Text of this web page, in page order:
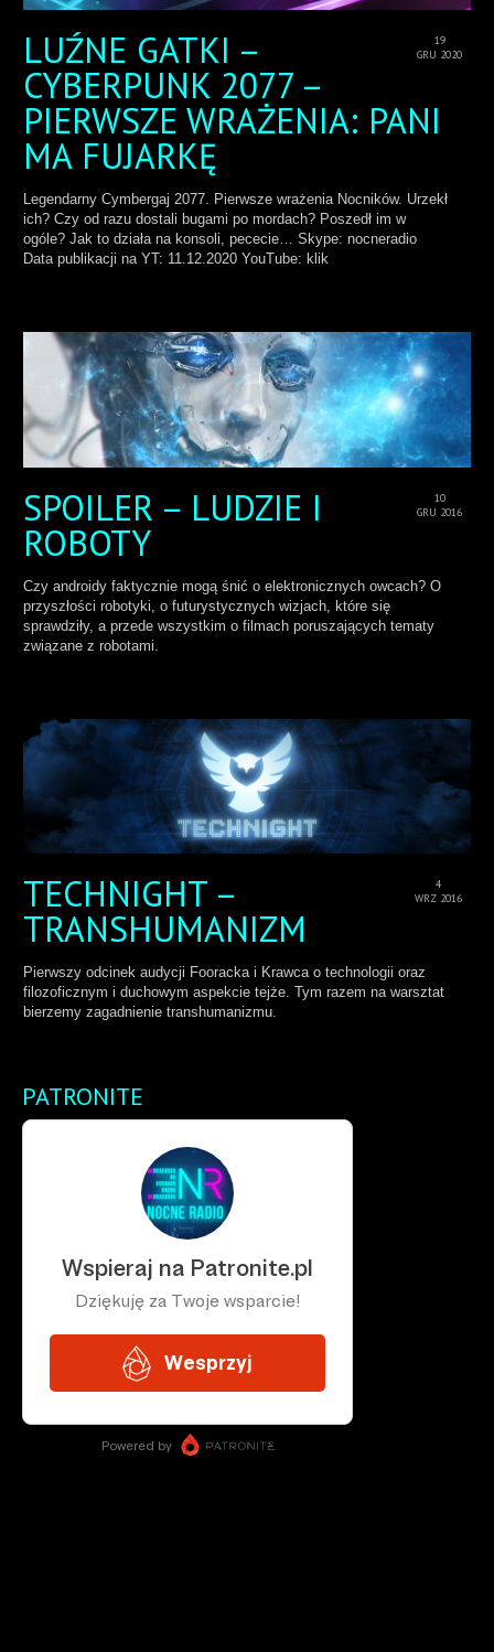
19
GRU 2020
LUŹNE GATKI –
CYBERPUNK 2077 –
PIERWSZE WRAŻENIA: PANI
MA FUJARKĘ
Legendarny Cymbergaj 2077. Pierwsze wrażenia Nocników. Urzekł
ich? Czy od razu dostali bugami po mordach? Poszedł im w
ogóle? Jak to działa na konsoli, pececie… Skype: nocneradio
Data publikacji na YT: 11.12.2020 YouTube: klik
10
GRU 2016
SPOILER – LUDZIE I
ROBOTY
Czy androidy faktycznie mogą śnić o elektronicznych owcach? O
przyszłości robotyki, o futurystycznych wizjach, które się
sprawdziły, a przede wszystkim o filmach poruszających tematy
związane z robotami.
4
WRZ 2016
TECHNIGHT –
TRANSHUMANIZM
Pierwszy odcinek audycji Fooracka i Krawca o technologii oraz
filozoficznym i duchowym aspekcie tejże. Tym razem na warsztat
bierzemy zagadnienie transhumanizmu.
PATRONITE